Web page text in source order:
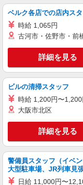
ベルク各店での店内ス
時給 1,065円
古河市・佐野市・前
詳細を見る
ビルの清掃スタッフ
時給 1,200円〜1,200
大阪市北区
詳細を見る
警備員スタッフ（イベ
大型駐車場、JR列車見
日給 11,000円〜